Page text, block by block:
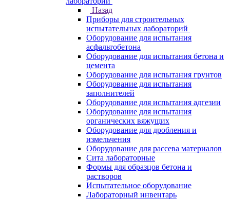
Назад
Приборы для строительных
испытательных лабораторий
Оборудование для испытания
асфальтобетона
Оборудование для испытания бетона и
цемента
Оборудование для испытания грунтов
Оборудование для испытания
заполнителей
Оборудование для испытания адгезии
Оборудование для испытания
органических вяжущих
Оборудование для дробления и
измельчения
Оборудование для рассева материалов
Сита лабораторные
Формы для образцов бетона и
растворов
Испытательное оборудование
Лабораторный инвентарь